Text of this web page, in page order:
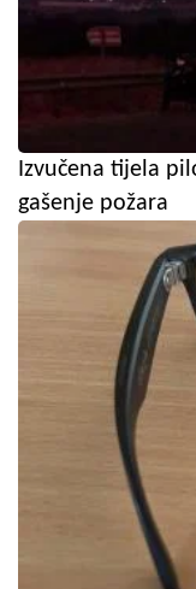
Izvučena tijela
gašenje požara